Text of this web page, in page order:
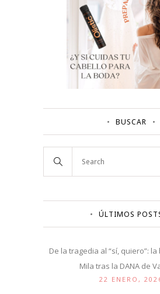
BUSCAR
ÚLTIMOS
De la tragedia al “sí, quiero”:
Mila tras la DANA de
22 ENERO,